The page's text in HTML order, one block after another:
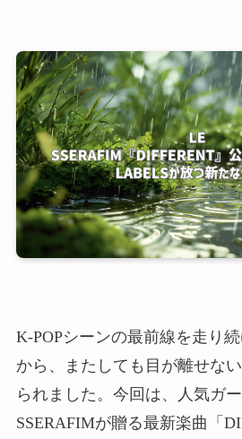
K-POPシーンの最前線を走り
から、またしても目が離せな
られました。今回は、人気ガ
SSERAFIMが贈る最新楽曲「